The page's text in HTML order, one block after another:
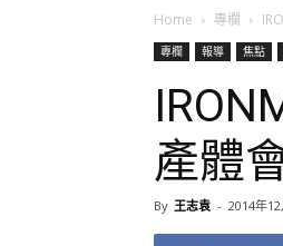
Home 專欄
專欄 報導 焦點
產體
By 王志袁 - 2014年